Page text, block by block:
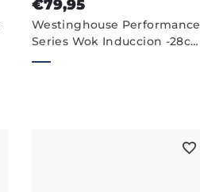
€79,95
Westinghouse Performance
Series Wok Induccion -28cm